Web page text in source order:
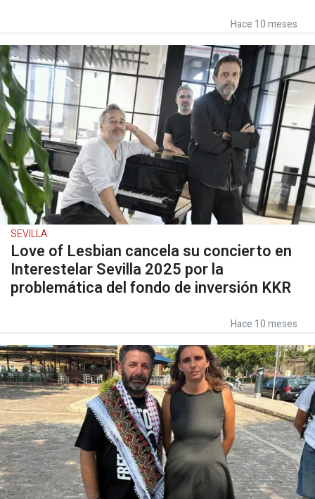
Hace 10 meses
SEVILLA
Love of Lesbian cancela su concierto en
Interestelar Sevilla 2025 por la
problemática del fondo de inversión KKR
Hace 10 meses